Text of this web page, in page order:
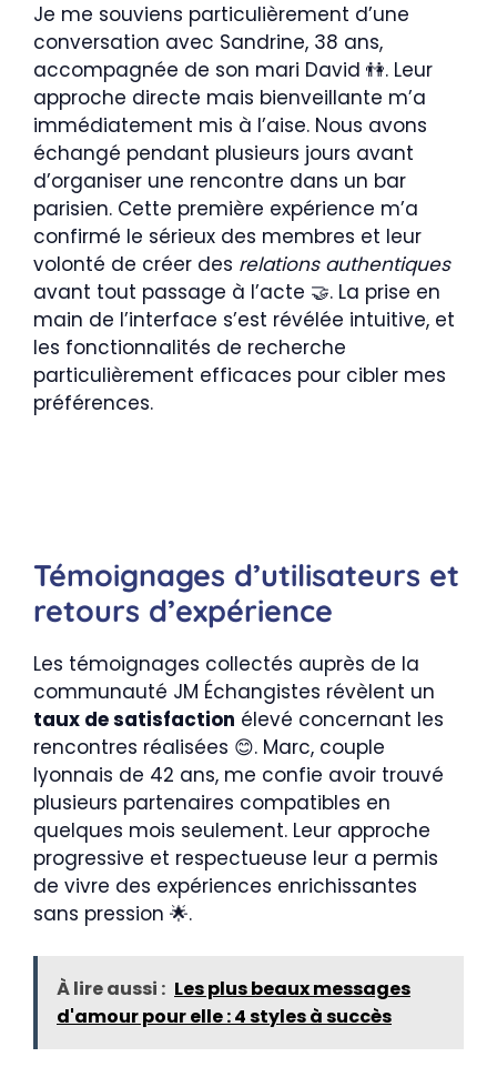
Je me souviens particulièrement d’une
conversation avec Sandrine, 38 ans,
accompagnée de son mari David 👫. Leur
approche directe mais bienveillante m’a
immédiatement mis à l’aise. Nous avons
échangé pendant plusieurs jours avant
d’organiser une rencontre dans un bar
parisien. Cette première expérience m’a
confirmé le sérieux des membres et leur
volonté de créer des relations authentiques
avant tout passage à l’acte 🤝. La prise en
main de l’interface s’est révélée intuitive, et
les fonctionnalités de recherche
particulièrement efficaces pour cibler mes
préférences.
Témoignages d’utilisateurs et
retours d’expérience
Les témoignages collectés auprès de la
communauté JM Échangistes révèlent un
taux de satisfaction élevé concernant les
rencontres réalisées 😊. Marc, couple
lyonnais de 42 ans, me confie avoir trouvé
plusieurs partenaires compatibles en
quelques mois seulement. Leur approche
progressive et respectueuse leur a permis
de vivre des expériences enrichissantes
sans pression 🌟.
À lire aussi : Les plus beaux messages
d'amour pour elle : 4 styles à succès